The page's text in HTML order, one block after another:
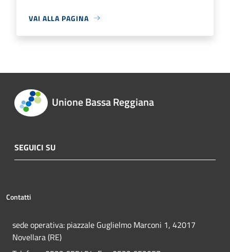
VAI ALLA PAGINA
Unione Bassa Reggiana
SEGUICI SU
Contatti
sede operativa: piazzale Guglielmo Marconi 1, 42017
Novellara (RE)